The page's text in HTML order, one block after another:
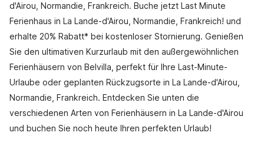
d'Airou, Normandie, Frankreich. Buche jetzt Last Minute
Ferienhaus in La Lande-d'Airou, Normandie, Frankreich! und
erhalte 20% Rabatt* bei kostenloser Stornierung. Genießen
Sie den ultimativen Kurzurlaub mit den außergewöhnlichen
Ferienhäusern von Belvilla, perfekt für Ihre Last-Minute-
Urlaube oder geplanten Rückzugsorte in La Lande-d'Airou,
Normandie, Frankreich. Entdecken Sie unten die
verschiedenen Arten von Ferienhäusern in La Lande-d'Airou
und buchen Sie noch heute Ihren perfekten Urlaub!